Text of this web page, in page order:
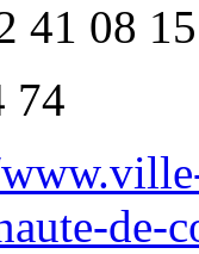
41 08 15
74
de-